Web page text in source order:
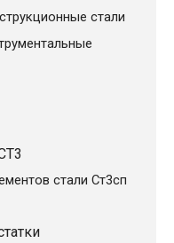
стали
стали Ст3сп